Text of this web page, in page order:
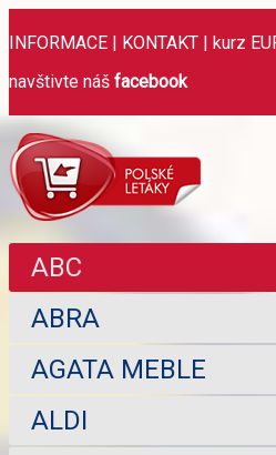
INFORMACE | KONTAKT | kurz
navštivte náš facebook
ABC
ABRA
AGATA MEBLE
ALDI